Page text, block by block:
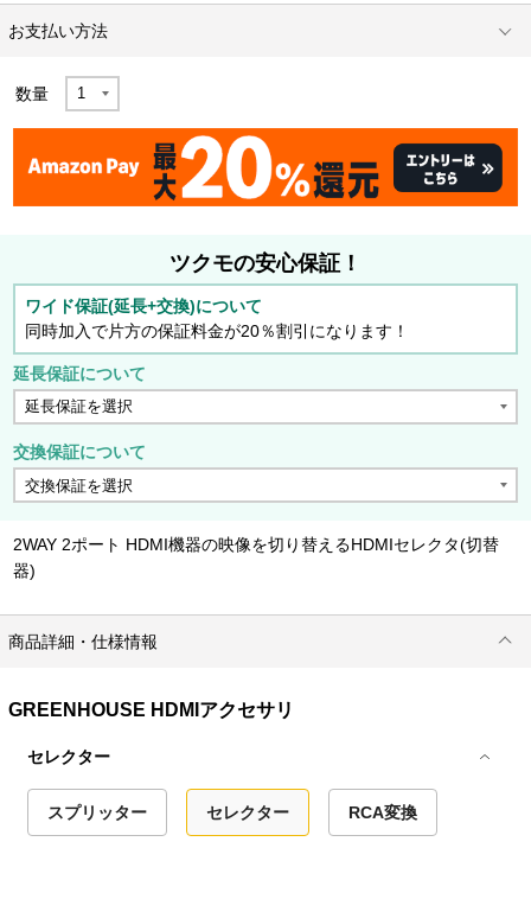
お支払い方法
数量
ツクモの安心保証！
ワイド保証(延長+交換)について
同時加入で片方の保証料金が20％割引になります！
延長保証について
交換保証について
2WAY 2ポート HDMI機器の映像を切り替えるHDMIセレクタ(切替
器)
商品詳細・仕様情報
GREENHOUSE HDMIアクセサリ
セレクター
スプリッター セレクター RCA変換